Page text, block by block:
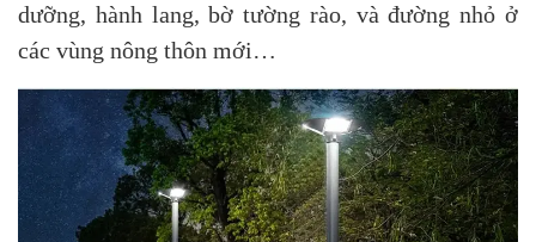
dưỡng, hành lang, bờ tường rào, và đường nhỏ ở
các vùng nông thôn mới…